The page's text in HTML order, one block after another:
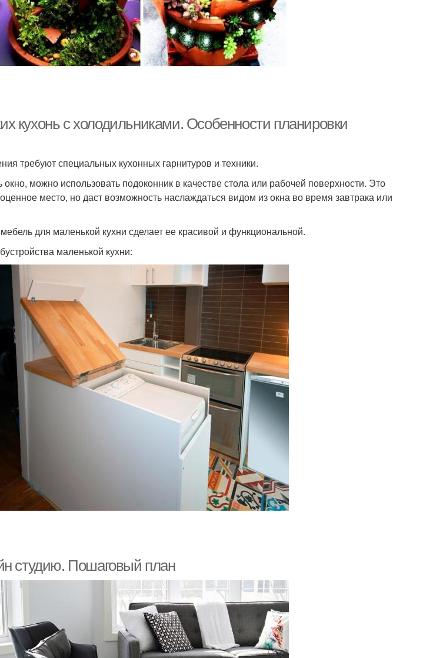
кухонь с холодильниками. Особенности планировки
требуют специальных кухонных гарнитуров и техники.
можно использовать подоконник в качестве стола или рабочей поверхности. Это
место, но даст возможность наслаждаться видом из окна во время завтрака или
для маленькой кухни сделает ее красивой и функциональной.
маленькой кухни:
студию. Пошаговый план